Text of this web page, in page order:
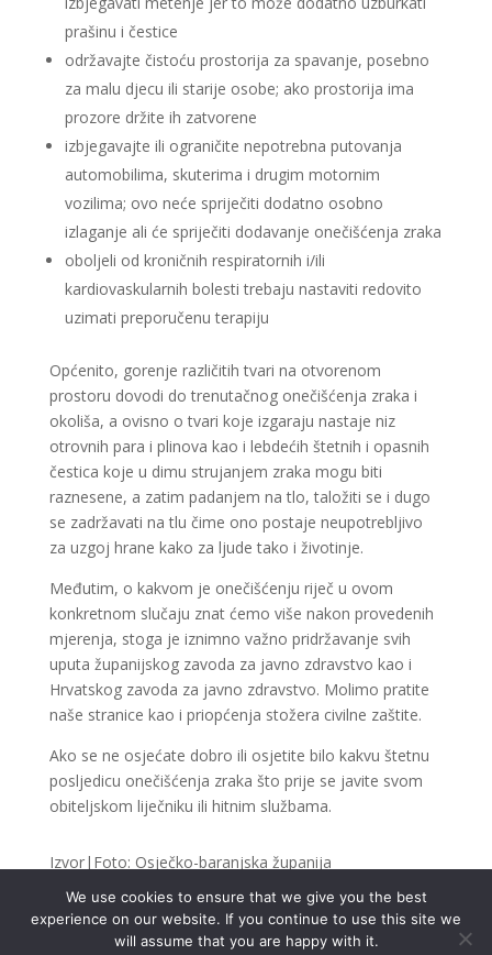
prašinu i čestice
održavajte čistoću prostorija za spavanje, posebno
za malu djecu ili starije osobe; ako prostorija ima
prozore držite ih zatvorene
izbjegavajte ili ograničite nepotrebna putovanja
automobilima, skuterima i drugim motornim
vozilima; ovo neće spriječiti dodatno osobno
izlaganje ali će spriječiti dodavanje onečišćenja zraka
oboljeli od kroničnih respiratornih i/ili
kardiovaskularnih bolesti trebaju nastaviti redovito
uzimati preporučenu terapiju
Općenito, gorenje različitih tvari na otvorenom
prostoru dovodi do trenutačnog onečišćenja zraka i
okoliša, a ovisno o tvari koje izgaraju nastaje niz
otrovnih para i plinova kao i lebdećih štetnih i opasnih
čestica koje u dimu strujanjem zraka mogu biti
raznesene, a zatim padanjem na tlo, taložiti se i dugo
se zadržavati na tlu čime ono postaje neupotrebljivo
za uzgoj hrane kako za ljude tako i životinje.
Međutim, o kakvom je onečišćenju riječ u ovom
konkretnom slučaju znat ćemo više nakon provedenih
mjerenja, stoga je iznimno važno pridržavanje svih
uputa županijskog zavoda za javno zdravstvo kao i
Hrvatskog zavoda za javno zdravstvo. Molimo pratite
naše stranice kao i priopćenja stožera civilne zaštite.
Ako se ne osjećate dobro ili osjetite bilo kakvu štetnu
posljedicu onečišćenja zraka što prije se javite svom
obiteljskom liječniku ili hitnim službama.
Izvor|Foto: Osječko-baranjska županija
We use cookies to ensure that we give you the best
experience on our website. If you continue to use this site we
will assume that you are happy with it.